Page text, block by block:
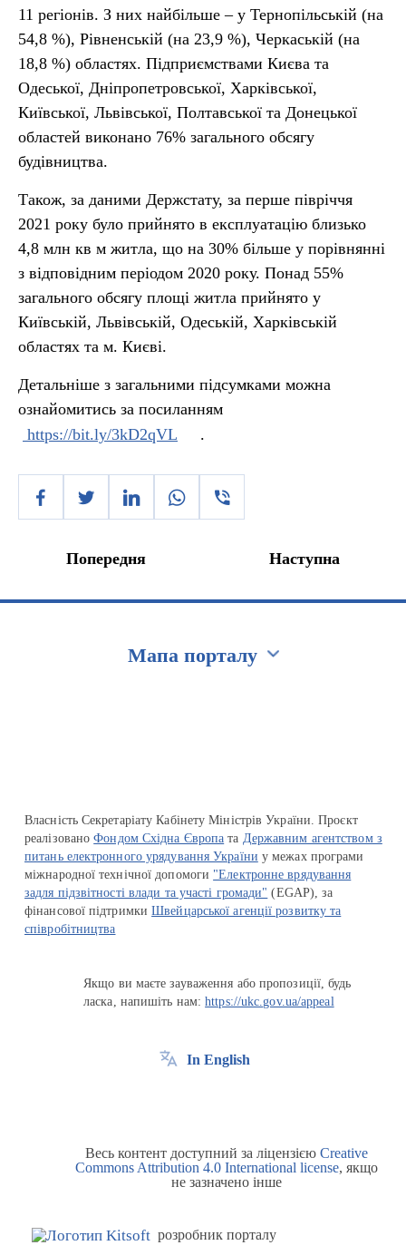
11 регіонів. З них найбільше – у Тернопільській (на
54,8 %), Рівненській (на 23,9 %), Черкаській (на
18,8 %) областях. Підприємствами Києва та
Одеської, Дніпропетровської, Харківської,
Київської, Львівської, Полтавської та Донецької
областей виконано 76% загального обсягу
будівництва.
Також, за даними Держстату, за перше півріччя
2021 року було прийнято в експлуатацію близько
4,8 млн кв м житла, що на 30% більше у порівнянні
з відповідним періодом 2020 року. Понад 55%
загального обсягу площі житла прийнято у
Київській, Львівській, Одеській, Харківській
областях та м. Києві.
Детальніше з загальними підсумками можна
ознайомитись за посиланням
https://bit.ly/3kD2qVL
.
Попередня Наступна
Мапа порталу
Власність Секретаріату Кабінету Міністрів України. Проєкт
реалізованоФондом Східна Європа та Державним агентством з
питань електронного урядування України у межах програми
міжнародної технічної допомоги "Електронне врядування
задля підзвітності влади та участі громади" (EGAP), за
фінансової підтримкиШвейцарської агенції розвитку та
співробітництва
Якщо ви маєте зауваження або пропозиції, будь
ласка, напишіть нам:https://ukc.gov.ua/appeal
In English
Весь контент доступний за ліцензією Creative
Commons Attribution 4.0 International license, якщо
не зазначено інше
розробник порталу